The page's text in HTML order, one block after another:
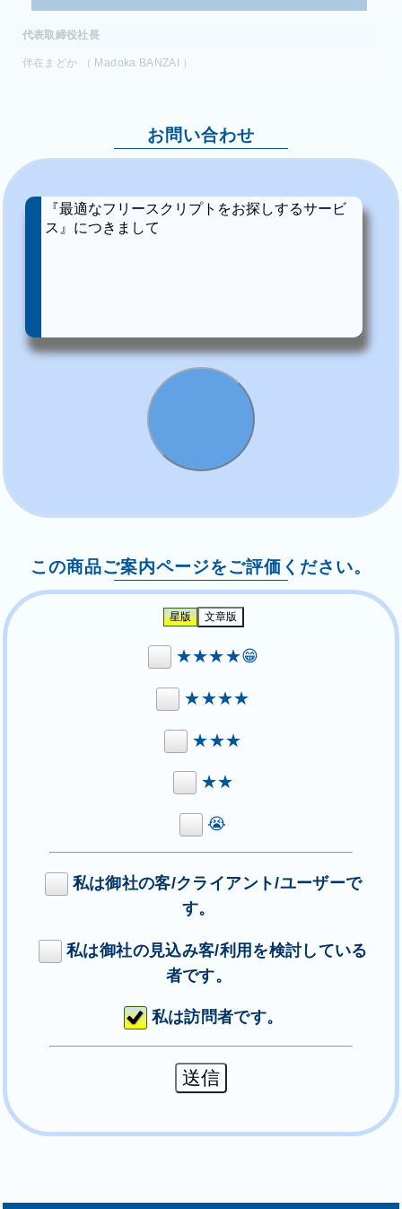
代表取締役社長
伴在まどか （ Madoka BANZAI ）
お問い合わせ
この商品ご案内ページをご評価ください。
★★★★😁
★★★★
★★★
★★
😭
私は御社の客/クライアント/ユーザーで
す。
私は御社の見込み客/利用を検討している
者です。
私は訪問者です。